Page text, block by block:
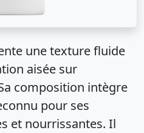
une texture fluide
aisée sur
composition intègre
pour ses
et nourrissantes. Il